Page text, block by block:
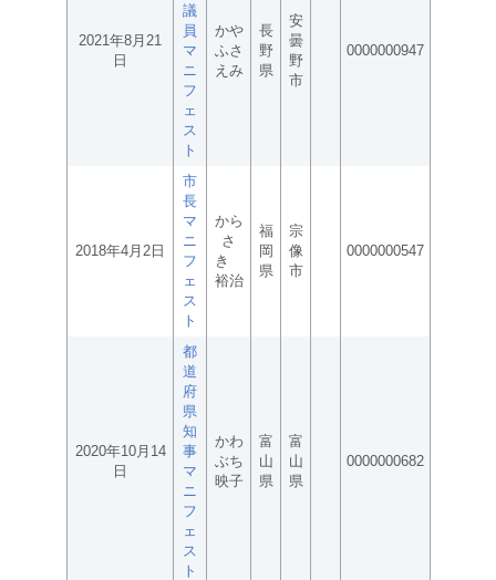
2021年8月21
日
議
員
マ
ニ
フ
ェ
ス
ト
かや
ふさ
えみ
長
野
県
安
曇
野
市
0000000947
2018年4月2日
市
長
マ
ニ
フ
ェ
ス
ト
から
さ
き
裕治
福
岡
県
宗
像
市
0000000547
2020年10月14
日
都
道
府
県
知
事
マ
ニ
フ
ェ
ス
ト
かわ
ぶち
映子
富
山
県
富
山
県
0000000682